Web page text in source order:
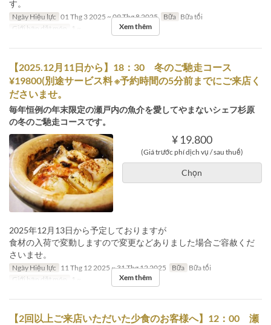
す。
Ngày Hiệu lực 01 Thg 3 2025 ~ 09 Thg 8 2025 Bữa Bữa tối
Giới hạn dặt món
1 ~ Xem thêm
【2025.12月11日から】18：30 冬のご馳走コース
¥19800(別途サービス料 ※予約時間の5分前までにご来店く
ださいませ。
毎年恒例の年末限定の瀬戸内の魚介を愛してやまないシェフ杉原
の冬のご馳走コースです。
¥ 19.800
(Giá trước phí dịch vụ / sau thuế)
Chọn
2025年12月13日から予定しておりますが
食材の入荷で変動しますので変更などありました場合ご容赦くだ
さいませ。
Ngày Hiệu lực 11 Thg 12 2025 ~ 31 Thg 12 2025 Bữa Bữa tối
Giới hạn dặt món
1 ~ Xem thêm
【2回以上ご来店いただいた少食のお客様へ】12：00 瀬